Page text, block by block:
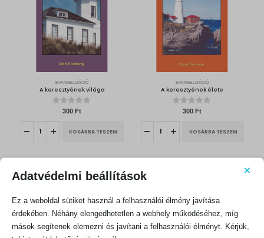
EVANGELIZÁCIÓ
A keresztyének világa
out of 5
300 Ft
KOSÁRBA TESZEM
EVANGELIZÁCIÓ
A keresztyének élete
out of 5
300 Ft
KOSÁRBA TESZEM
EVANGELIZÁCIÓ
Ezt tette Isten
EVANGELIZÁCIÓ
Adatvédelmi beállítások ×
Ez a weboldal sütiket használ a felhasználói élmény javítása
érdekében. Néhány elengedhetetlen a webhely működéséhez, míg
mások segítenek elemezni és javítani a felhasználói élményt. Kérjük,